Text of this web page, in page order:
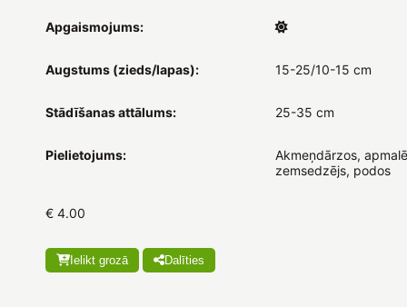
Apgaismojums:
Augstums (zieds/lapas): 15-25/10-15 cm
Stādīšanas attālums: 25-35 cm
Pielietojums:
Akmeņdārzos,
zemsedzējs, podos
€ 4.00
Ielikt grozā Dalīties